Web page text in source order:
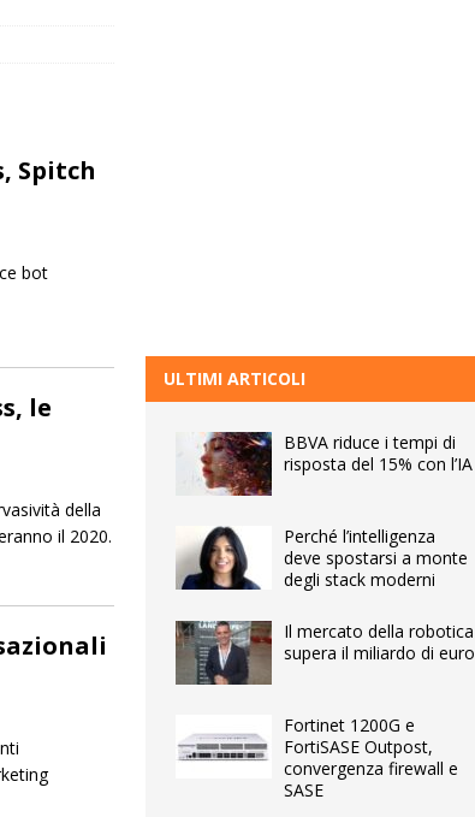
Spitch
bot
le
della
il 2020.
ULTIMI ARTICOLI
BBVA riduce i tempi di
risposta del 15% con l’IA
Perché l’intelligenza
deve spostarsi a monte
degli stack moderni
Il mercato della robotica
supera il miliardo di euro
Fortinet 1200G e
FortiSASE Outpost,
convergenza firewall e
SASE